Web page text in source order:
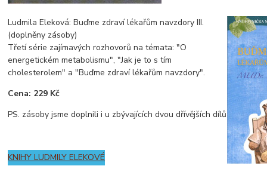
Ludmila Eleková: Buďme zdraví lékařům navzdory III.
(doplněny zásoby)
Třetí série zajímavých rozhovorů na témata: "O
energetickém metabolismu", "Jak je to s tím
cholesterolem" a "Buďme zdraví lékařům navzdory".
Cena: 229 Kč
PS. zásoby jsme doplnili i u zbývajících dvou dřívějších dílů
KNIHY LUDMILY ELEKOVÉ